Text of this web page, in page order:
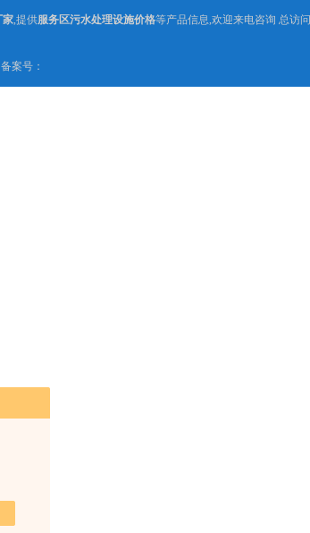
家,提供服务区污水处理设施价格等产品信息,欢迎来电咨询 总访问
备案号：